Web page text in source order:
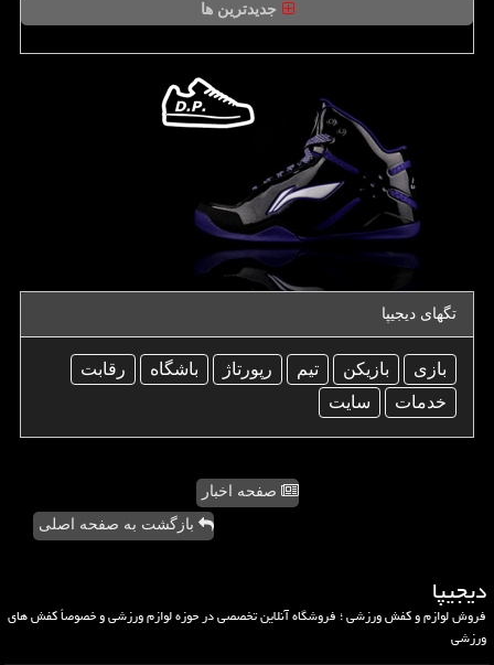
جدیدترین ها
تگهای دیجیپا
بازی بازیكن تیم رپورتاژ باشگاه
رقابت
خدمات
سایت
صفحه اخبار
بازگشت به صفحه اصلی
دیجیپا
فروش لوازم و کفش ورزشی ؛ فروشگاه آنلاین تخصصی در حوزه لوازم ورزشی و خصوصاً کفش های
ورزشی